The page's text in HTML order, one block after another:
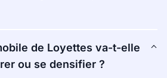
de Loyettes va-t-elle
ou se densifier ?